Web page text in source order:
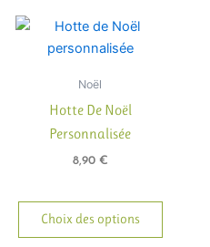
Noël
Hotte De Noël
Personnalisée
8,90 €
Choix des options